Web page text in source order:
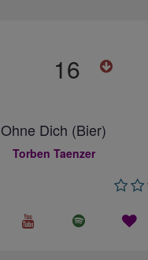
16
Ohne Dich (Bier)
Torben Taenzer